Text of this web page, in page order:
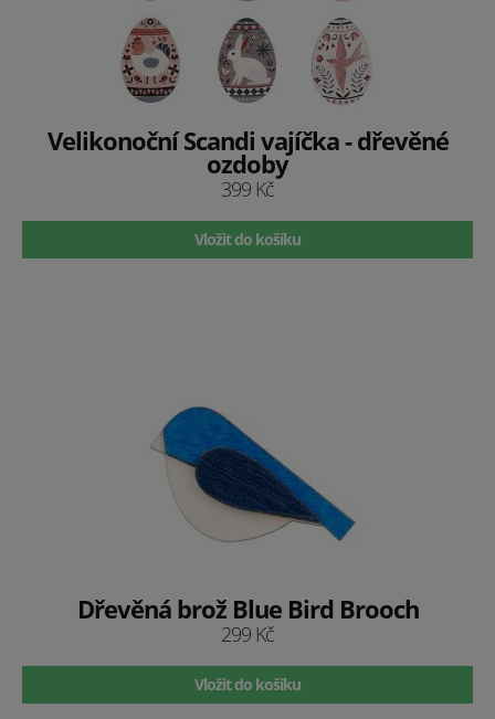
Velikonoční Scandi vajíčka - dřevěné
ozdoby
399 Kč
Vložit do košíku
Dřevěná brož Blue Bird Brooch
299 Kč
Vložit do košíku